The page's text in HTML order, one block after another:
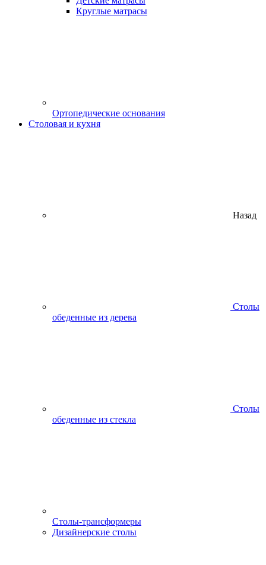
Круглые матрасы
Ортопедические основания
Столовая и кухня
Назад
Столы
обеденные из дерева
Столы
обеденные из стекла
Столы-трансформеры
Дизайнерские столы